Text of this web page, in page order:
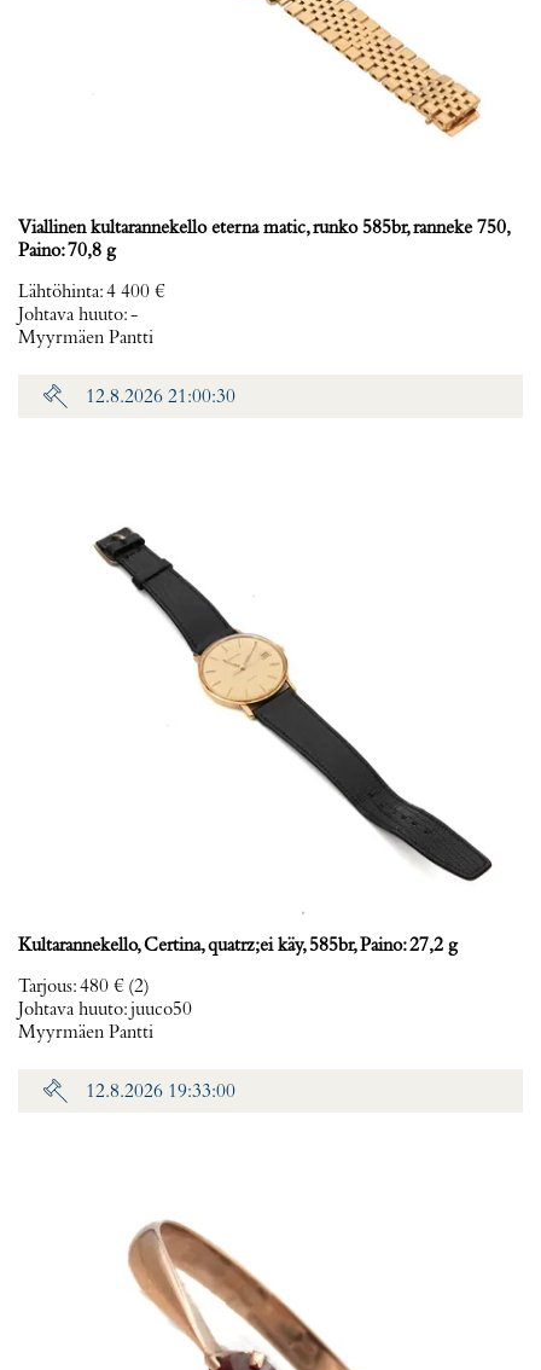
Viallinen kultarannekello eterna matic, runko 585br, ranneke 750,
Paino: 70,8 g
Lähtöhinta:4 400 €
Johtava huuto:-
Myyrmäen Pantti
12.8.2026 21:00:30
Kultarannekello, Certina, quatrz;ei käy, 585br, Paino: 27,2 g
Tarjous:480 € (2)
Johtava huuto:juuco50
Myyrmäen Pantti
12.8.2026 19:33:00